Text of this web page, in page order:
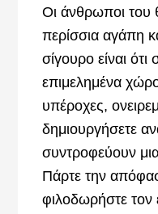
Οι άνθρωποι του
περίσσια αγάπη
σίγουρο είναι
επιμελημένα
υπέροχες,
δημιουργήσετε
συντροφεύουν
Πάρτε την
φιλοδωρήστε τον